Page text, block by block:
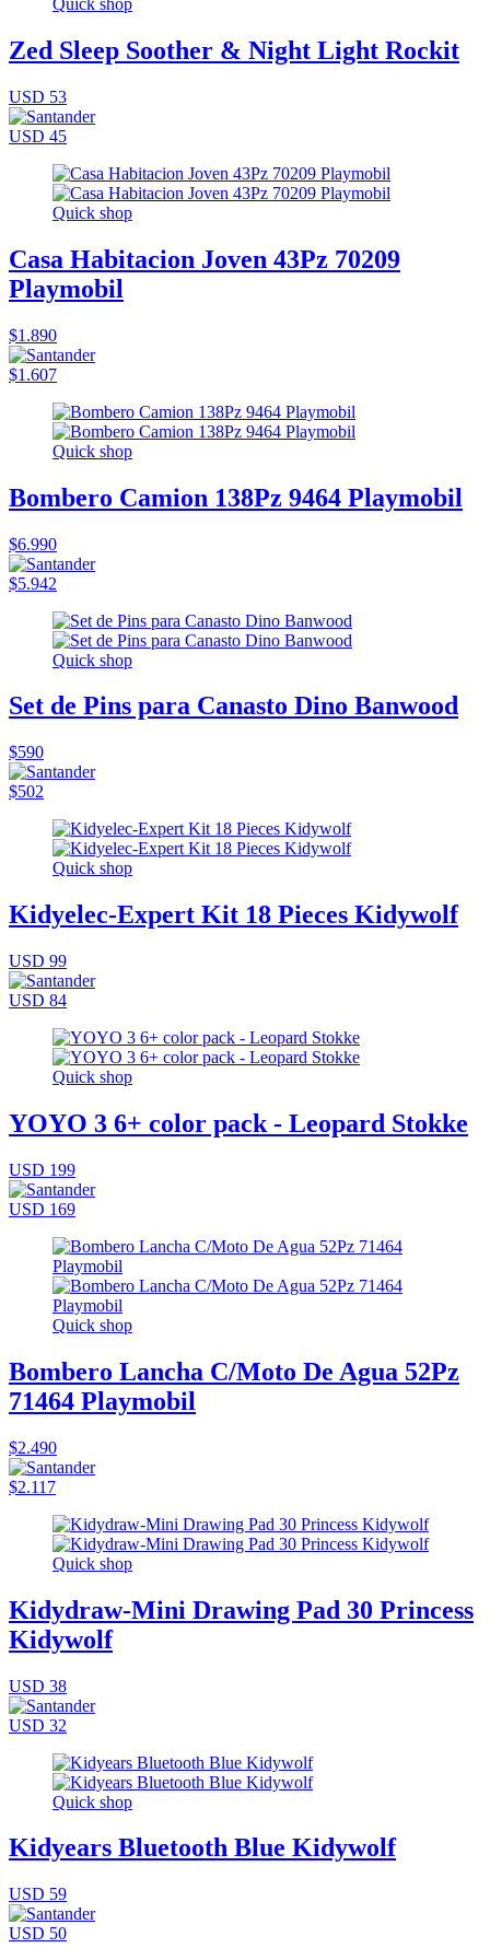
Quick shop
Zed Sleep Soother & Night Light Rockit
USD 53
USD 45
Quick shop
Casa Habitacion Joven 43Pz 70209
Playmobil
$1.890
$1.607
Quick shop
Bombero Camion 138Pz 9464 Playmobil
$6.990
$5.942
Quick shop
Set de Pins para Canasto Dino Banwood
$590
$502
Quick shop
Kidyelec-Expert Kit 18 Pieces Kidywolf
USD 99
USD 84
Quick shop
YOYO 3 6+ color pack - Leopard Stokke
USD 199
USD 169
Quick shop
Bombero Lancha C/Moto De Agua 52Pz
71464 Playmobil
$2.490
$2.117
Quick shop
Kidydraw-Mini Drawing Pad 30 Princess
Kidywolf
USD 38
USD 32
Quick shop
Kidyears Bluetooth Blue Kidywolf
USD 59
USD 50